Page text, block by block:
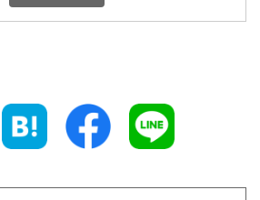
600円 三重県